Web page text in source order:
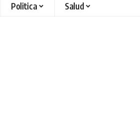
Politica Salud